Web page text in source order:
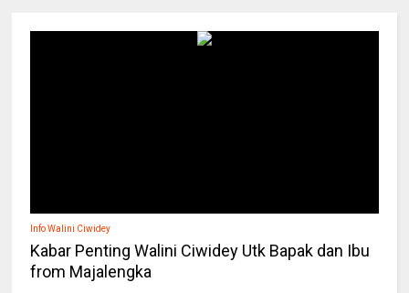
Info Walini Ciwidey
Kabar Penting Walini Ciwidey Utk Bapak dan Ibu
from Majalengka